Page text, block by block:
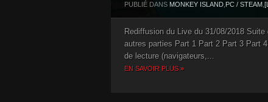
PUBLIÉ DANS MONKEY ISLAND PC / STEAM
Rediffusion du Live du 31/08/2018
autres parties Part 1 Part 2 Part 3 Part
de lecture (navigateurs,...
EN SAVOIR PLUS »